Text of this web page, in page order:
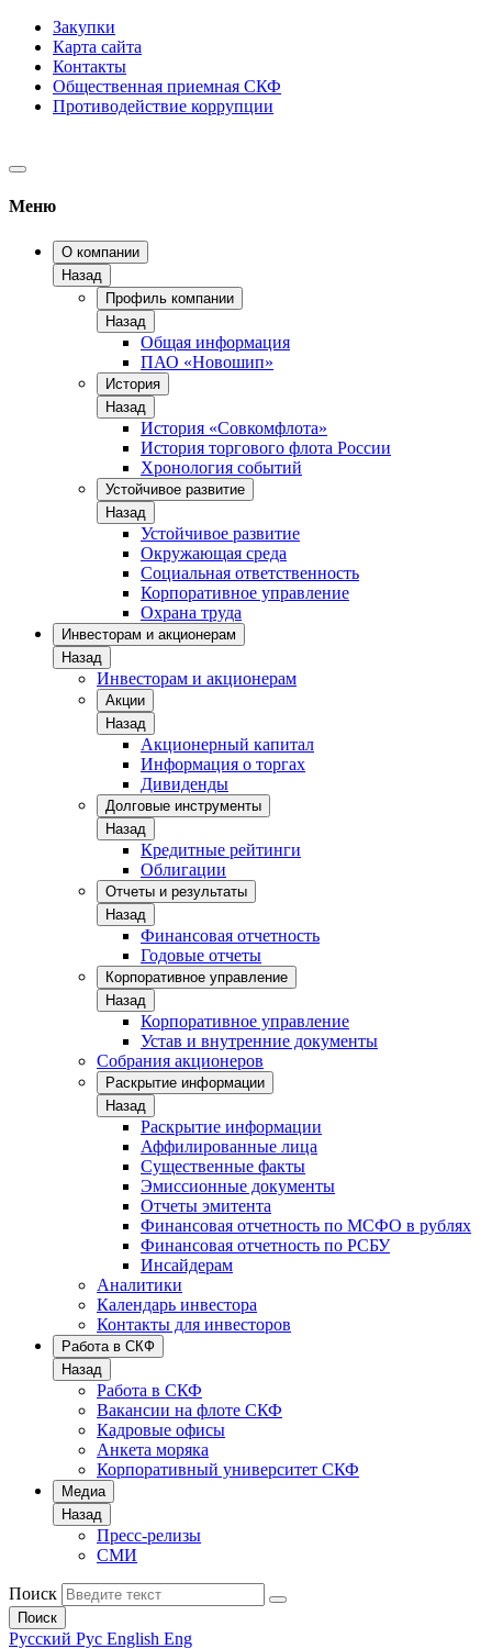
Закупки
Карта сайта
Контакты
Общественная приемная СКФ
Противодействие коррупции
Меню
О компании
Назад
Профиль компании
Назад
Общая информация
ПАО «Новошип»
История
Назад
История «Совкомфлота»
История торгового флота России
Хронология событий
Устойчивое развитие
Назад
Устойчивое развитие
Окружающая среда
Социальная ответственность
Корпоративное управление
Охрана труда
Инвесторам и акционерам
Назад
Инвесторам и акционерам
Акции
Назад
Акционерный капитал
Информация о торгах
Дивиденды
Долговые инструменты
Назад
Кредитные рейтинги
Облигации
Отчеты и результаты
Назад
Финансовая отчетность
Годовые отчеты
Корпоративное управление
Назад
Корпоративное управление
Устав и внутренние документы
Собрания акционеров
Раскрытие информации
Назад
Раскрытие информации
Аффилированные лица
Существенные факты
Эмиссионные документы
Отчеты эмитента
Финансовая отчетность по МСФО в рублях
Финансовая отчетность по РСБУ
Инсайдерам
Аналитики
Календарь инвестора
Контакты для инвесторов
Работа в СКФ
Назад
Работа в СКФ
Вакансии на флоте СКФ
Кадровые офисы
Анкета моряка
Корпоративный университет СКФ
Медиа
Назад
Пресс-релизы
СМИ
Поиск
Поиск
Русский Рус English Eng